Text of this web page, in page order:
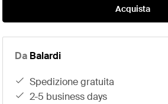
Acquista
Da Balardi
spedizione gratuita
2-5 business days